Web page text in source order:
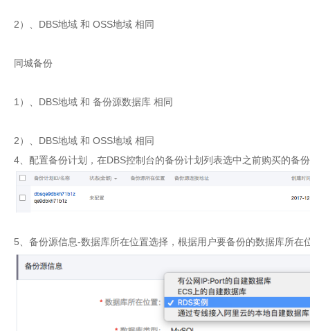
2）、DBS地域 和 OSS地域 相同
同城备份
1）、DBS地域 和 备份源数据库 相同
2）、DBS地域 和 OSS地域 相同
4、配置备份计划，在DBS控制台的备份计划列表选中之前购买的备
5、备份源信息-数据库所在位置选择，根据用户要备份的数据库所